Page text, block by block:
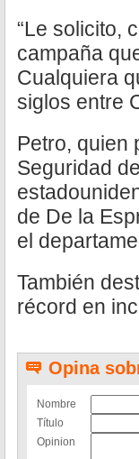
“Le solicito,
campaña
Cualquiera
siglos entre
Petro, quien
Seguridad
de De la
el
También
récord en
Opina
Nombre
Título
Opinion